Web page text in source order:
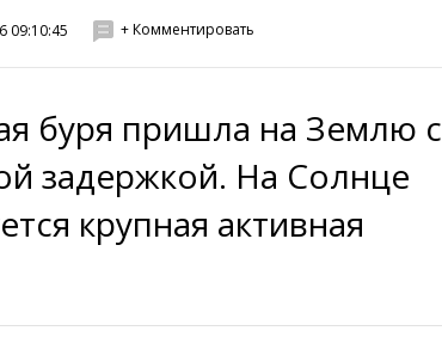
09:10:45 + Комментировать
буря пришла на Землю с
задержкой. На Солнце
крупная активная